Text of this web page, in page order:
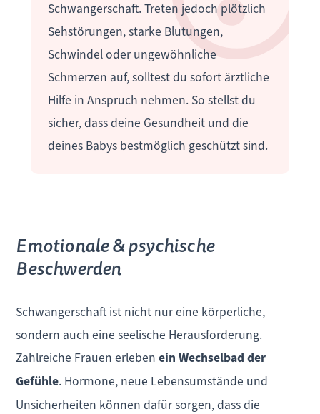
Schwangerschaft. Treten jedoch plötzlich
Sehstörungen, starke Blutungen,
Schwindel oder ungewöhnliche
Schmerzen auf, solltest du sofort ärztliche
Hilfe in Anspruch nehmen. So stellst du
sicher, dass deine Gesundheit und die
deines Babys bestmöglich geschützt sind.
Emotionale & psychische
Beschwerden
Schwangerschaft ist nicht nur eine körperliche,
sondern auch eine seelische Herausforderung.
Zahlreiche Frauen erlebenein Wechselbad der
Gefühle. Hormone, neue Lebensumstände und
Unsicherheiten können dafür sorgen, dass die